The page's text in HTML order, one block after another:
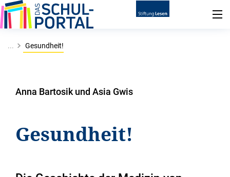
... Gesundheit!
Anna Bartosik und Asia Gwis
Gesundheit!